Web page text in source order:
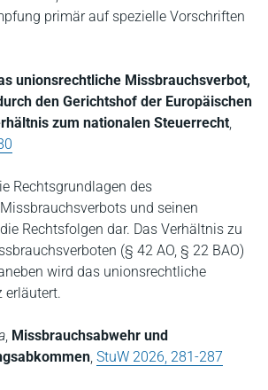
primär auf spezielle Vorschriften
unionsrechtliche Missbrauchsverbot,
den Gerichtshof der Europäischen
zum nationalen Steuerrecht,
Rechtsgrundlagen des
und seinen
Rechtsfolgen dar. Das Verhältnis zu
(§ 42 AO, § 22 BAO)
wird das unionsrechtliche
erläutert.
, Missbrauchsabwehr und
, StuW 2026, 281-287